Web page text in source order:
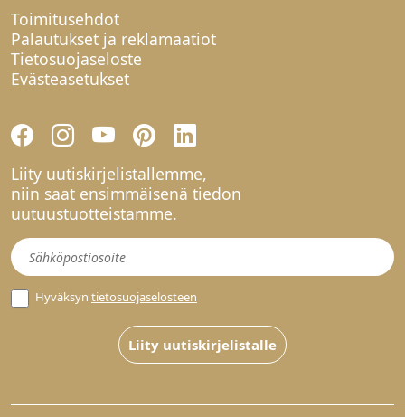
Toimitusehdot
Palautukset ja reklamaatiot
Tietosuojaseloste
Evästeasetukset
Liity uutiskirjelistallemme,
niin saat ensimmäisenä tiedon
uutuustuotteistamme.
Uutiskirje
Hyväksyn tietosuojaselosteen
Liity uutiskirjelistalle